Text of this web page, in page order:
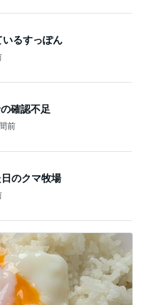
るすっぽん
確認不足
前
のクマ牧場